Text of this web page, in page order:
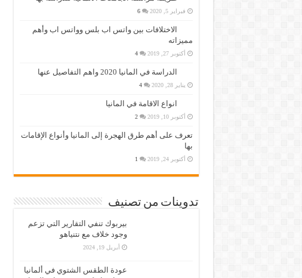
فبراير 5, 2020 6
الاختلافات بين واتس اب بلس وواتس اب وأهم
مميزاته
أكتوبر 27, 2019 4
الدراسة في المانيا 2020 واهم التفاصيل عنها
يناير 28, 2020 4
انواع الاقامة في المانيا
أكتوبر 10, 2019 2
تعرف على أهم طرق الهجرة إلى المانيا وأنواع الإقامات
بها
أكتوبر 24, 2019 1
تدوينات من تصنيف
بيربوك تنفي التقارير التي تزعم
وجود خلاف مع نتنياهو
أبريل 19, 2024
عودة الطقس الشتوي في ألمانيا